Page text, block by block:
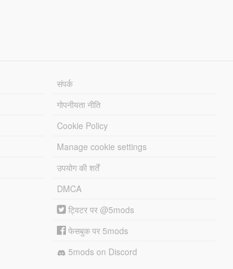
संपर्क
गोपनीयता नीति
Cookie Policy
Manage cookie settings
उपयोग की शर्तें
DMCA
ट्विटर पर @5mods
फेसबुक पर 5mods
5mods on Discord